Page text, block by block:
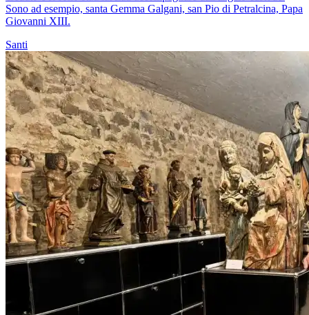
Sono ad esempio, santa Gemma Galgani, san Pio di Petralcina, Papa
Giovanni XIII.
Santi